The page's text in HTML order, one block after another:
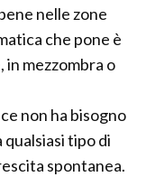
nelle zone
che pone è
in mezzombra o
non ha bisogno
tipo di
spontanea.